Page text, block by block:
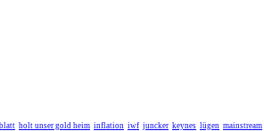
holt unser gold heim inflation iwf juncker keynes lügen mainstream